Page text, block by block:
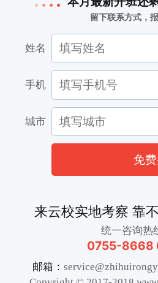
留下联系方式，
姓名
手机
城市
免
来云校实地考察 靠
统一咨询热
0755-8668
邮箱：